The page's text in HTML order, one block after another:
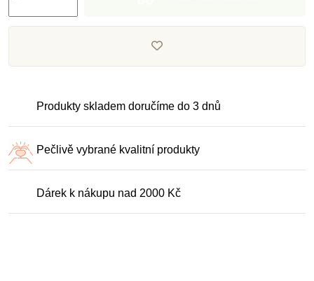
Produkty skladem doručíme do 3 dnů
Pečlivě vybrané kvalitní produkty
Dárek k nákupu nad 2000 Kč